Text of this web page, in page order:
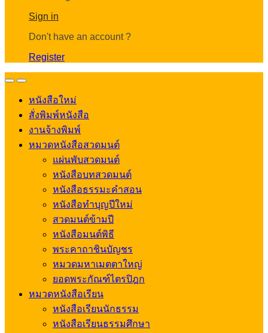
Sign in
Don't have an account ?
Register
OpenClose
หนังสือใหม่
สั่งพิมพ์หนังสือ
งานจ้างพิมพ์
หมวดหนังสือสวดมนต์
แผ่นพับสวดมนต์
หนังสือบทสวดมนต์
หนังสือธรรมะคำสอน
หนังสือทำบุญปีใหม่
สวดมนต์ข้ามปี
หนังสือมนต์พิธี
พระคาถาชินบัญชร
หมวดมหาเมตตาใหญ่
ยอดพระกัณฑ์ไตรปิฎก
หมวดหนังสือเรียน
หนังสือเรียนนักธรรม
หนังสือเรียนธรรมศึกษา